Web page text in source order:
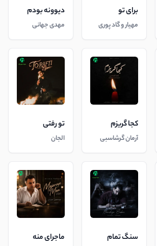
برای تو
مهیار و گاد پوری
دیوونه بودم
مهدی جهانی
کجا گریزم
آرمان گرشاسبی
تو رفتی
الجان
سنگ تمام ماجرای منه